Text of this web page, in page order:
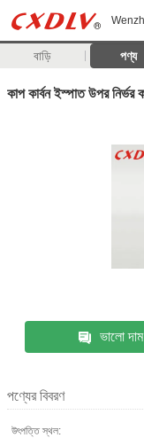
বাড়ি পণ্য
কাপ কার্বন ইস্পাত উপর
ভালো দাম
পণ্যের বিবরণ
উৎপত্তি স্থল: